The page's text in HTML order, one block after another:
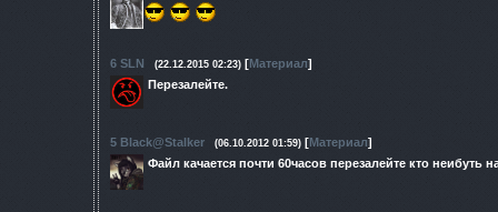
6 SLN (22.12.2015 02:23) [Материал]
Перезалейте.
5 Black@Stalker (06.10.2012 01:59) [Материал]
Файл качается почти 60часов перезалейте кто неибуть